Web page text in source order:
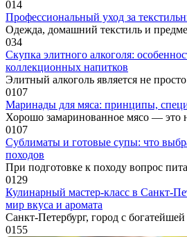
014
Профессиональный уход за
Одежда, домашний текстиль и
034
Скупка элитного алкоголя:
коллекционных напитков
Элитный алкоголь является не
0107
Маринады для мяса: принципы,
Хорошо замаринованное мясо — это
0107
Сублиматы и готовые супы: что
походов
При подготовке к походу вопрос
0129
Кулинарный мастер-класс в Санкт-
мир вкуса и аромата
Санкт-Петербург, город с
0155